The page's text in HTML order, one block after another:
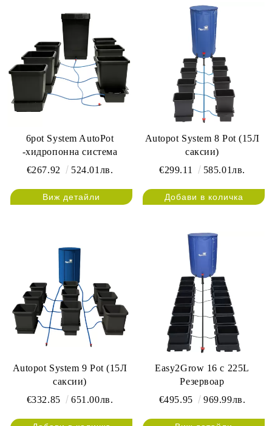
6pot System AutoPot
-хидропонна система
€267.92
524.01лв.
Виж детайли
Autopot System 8 Pot (15Л
саксии)
€299.11
585.01лв.
Autopot System 9 Pot (15Л
саксии)
€332.85
651.00лв.
Easy2Grow 16 с 225L
Резервоар
€495.95
969.99лв.